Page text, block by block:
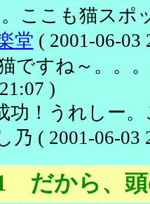
ここも猫スポ
堂 ( 2001-06-03
ですね～。。
)
功！うれしー
乃 ( 2001-06-03
だから、